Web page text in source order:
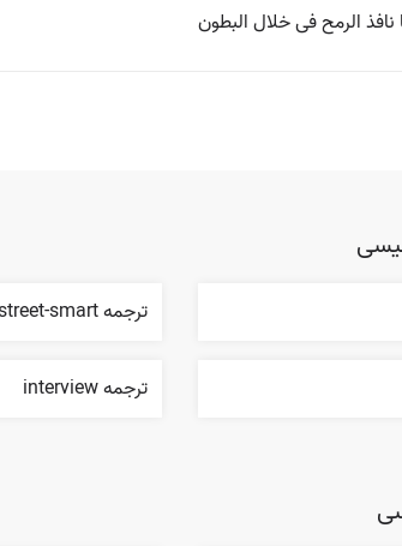
الرمح فی خلال البطون
ترجمه street-smart
ترجمه interview